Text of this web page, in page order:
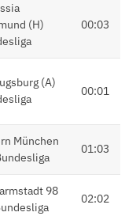
(H)
00:03
(A)
00:01
München
01:03
98
02:02